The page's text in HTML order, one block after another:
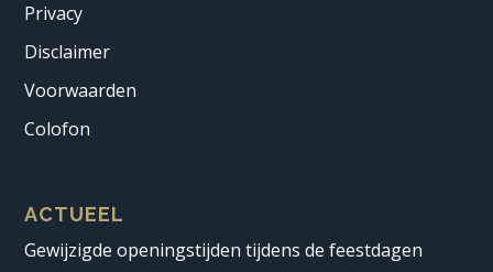
Privacy
Disclaimer
Voorwaarden
Colofon
ACTUEEL
Gewijzigde openingstijden tijdens de feestdagen